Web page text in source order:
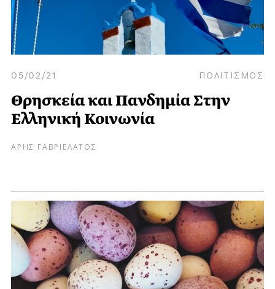
05/02/21 ΠΟΛΙΤΙΣΜΟΣ
Θρησκεία και Πανδημία Στην
Ελληνική Κοινωνία
ΑΡΗΣ ΓΑΒΡΙΕΛΑΤΟΣ